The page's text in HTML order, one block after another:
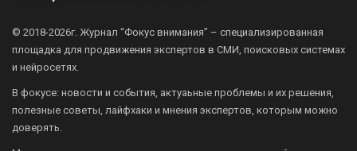
© 2018-2026г. Журнал “Фокус внимания” – специализированная
площадка для продвижения экспертов в СМИ, поисковых системах
и нейросетях.
В фокусе: новости и события, актуаьные проблемы и их решения,
полезные советы, лайфхаки и мнения экспертов, которым можно
доверять.